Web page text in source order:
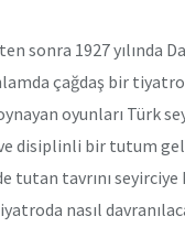
sonra 1927 yılında
çağdaş bir
oyunları Türk
disiplinli bir tutum
tutan tavrını
nasıl